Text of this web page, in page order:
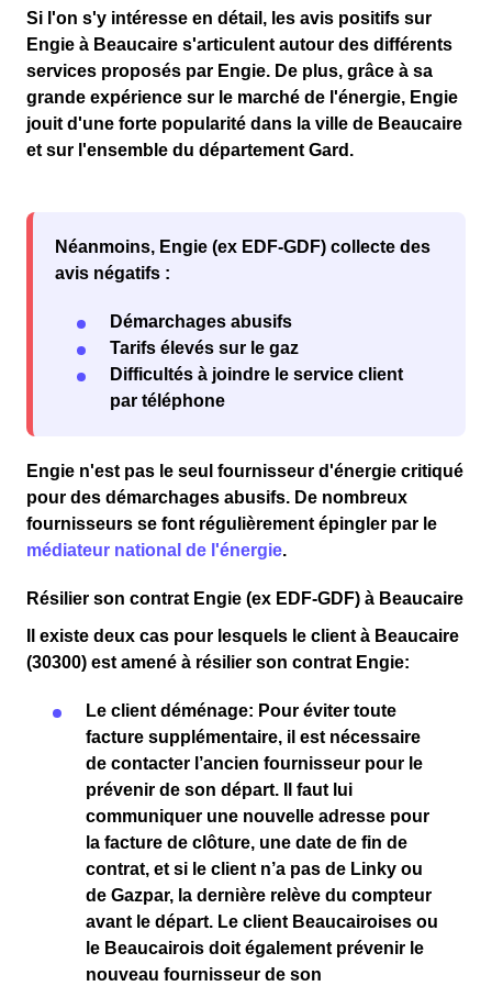
Si l'on s'y intéresse en détail, les avis positifs sur
Engie à Beaucaire s'articulent autour des différents
services proposés par Engie. De plus, grâce à sa
grande expérience sur le marché de l'énergie, Engie
jouit d'une forte popularité dans la ville de Beaucaire
et sur l'ensemble du département Gard .
Néanmoins, Engie (ex EDF-GDF) collecte des
avis négatifs :
Démarchages abusifs
Tarifs élevés sur le gaz
Difficultés à joindre le service client
par téléphone
Engie n'est pas le seul fournisseur d'énergie critiqué
pour des démarchages abusifs. De nombreux
fournisseurs se font régulièrement épingler par le
médiateur national de l'énergie.
Résilier son contrat Engie (ex EDF-GDF) à Beaucaire
Il existe deux cas pour lesquels le client à Beaucaire
(30300) est amené à résilier son contrat Engie:
Le client déménage: Pour éviter toute
facture supplémentaire, il est nécessaire
de contacter l’ancien fournisseur pour le
prévenir de son départ. Il faut lui
communiquer une nouvelle adresse pour
la facture de clôture, une date de fin de
contrat, et si le client n’a pas de Linky ou
de Gazpar, la dernière relève du compteur
avant le départ. Le client Beaucairoises ou
le Beaucairois doit également prévenir le
nouveau fournisseur de son